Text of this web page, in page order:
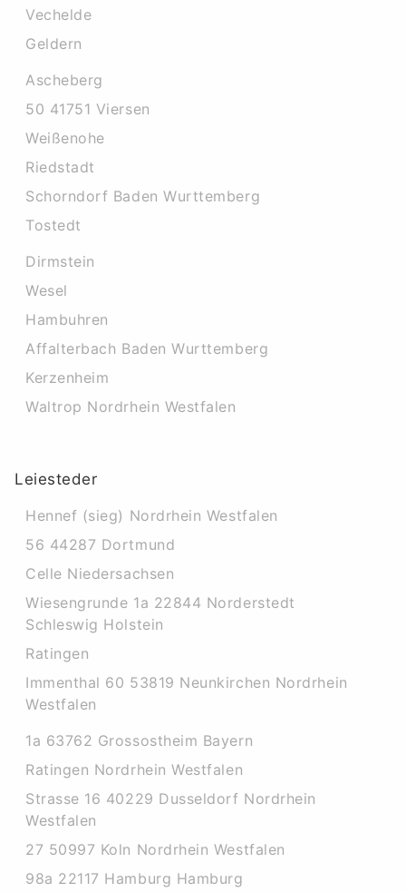
Vechelde
Geldern
Ascheberg
50 41751 Viersen
Weißenohe
Riedstadt
Schorndorf Baden Wurttemberg
Tostedt
Dirmstein
Wesel
Hambuhren
Affalterbach Baden Wurttemberg
Kerzenheim
Waltrop Nordrhein Westfalen
Leiesteder
Hennef (sieg) Nordrhein Westfalen
56 44287 Dortmund
Celle Niedersachsen
Wiesengrunde 1a 22844 Norderstedt
Schleswig Holstein
Ratingen
Immenthal 60 53819 Neunkirchen Nordrhein
Westfalen
1a 63762 Grossostheim Bayern
Ratingen Nordrhein Westfalen
Strasse 16 40229 Dusseldorf Nordrhein
Westfalen
27 50997 Koln Nordrhein Westfalen
98a 22117 Hamburg Hamburg